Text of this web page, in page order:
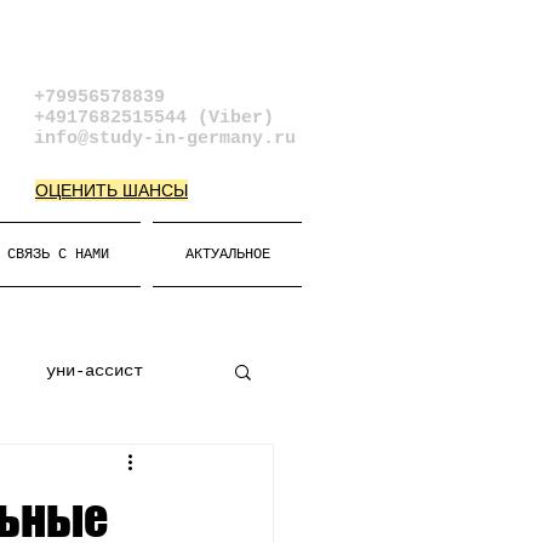
+79956578839​
+4917682515544 (Viber)
info@study-in-germany.ru
ОЦЕНИТЬ ШАНСЫ
СВЯЗЬ С НАМИ АКТУАЛЬНОЕ
уни-ассист